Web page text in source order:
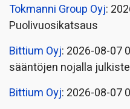
Tokmanni Group Oyj:
Puolivuosikatsaus
Bittium Oyj: 2026-08-07
sääntöjen nojalla
Bittium Oyj: 2026-08-07